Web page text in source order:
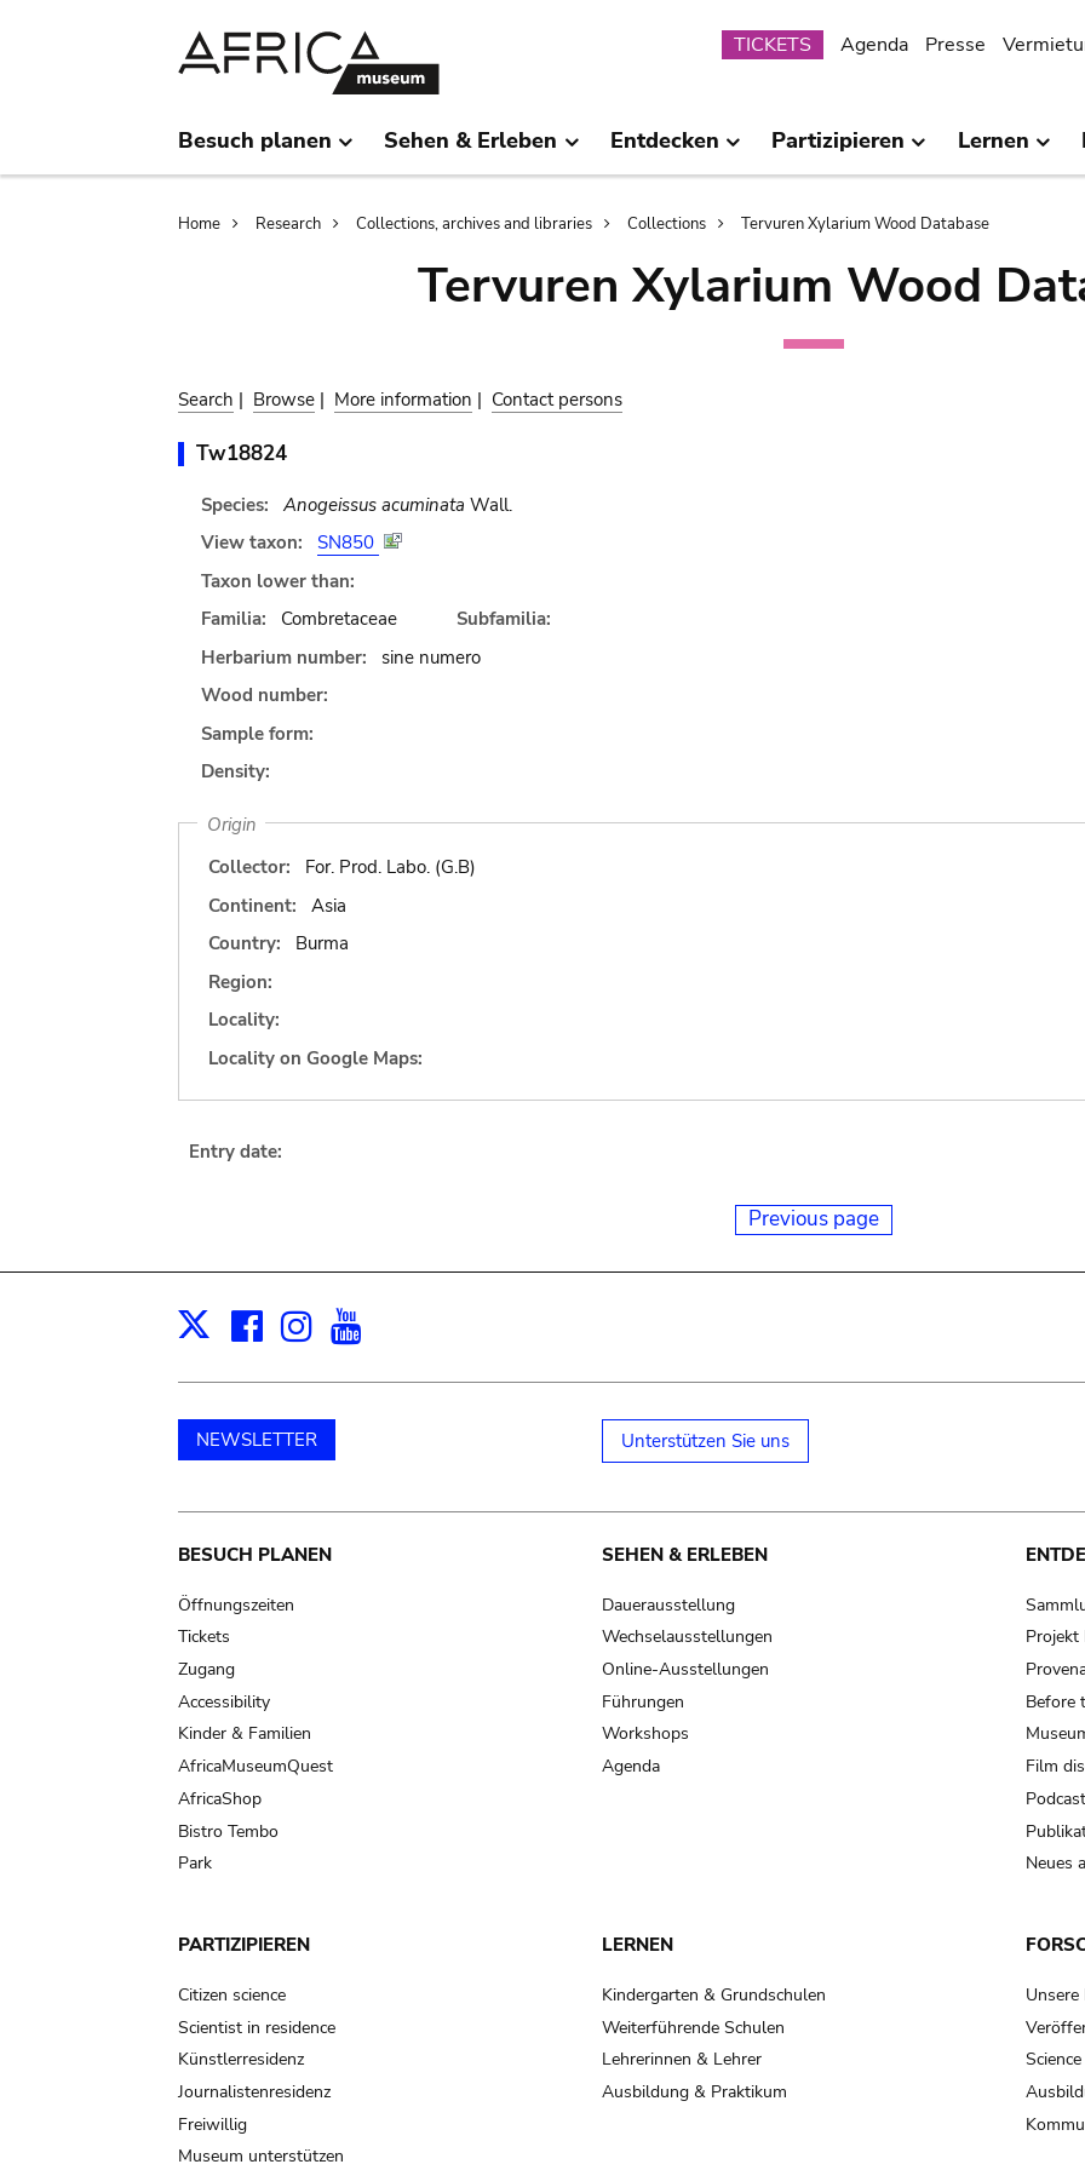
Submenu
TICKETS Agenda Presse
Besuch planen Sehen & Erleben Entdecken Partizipieren Lernen
Breadcrumb
Home Research Collections, archives and libraries Collections Tervuren Xylarium Wood Database
Tervuren Xylarium Wood
Search | Browse | More information | Contact persons
Tw18824
Species: Anogeissus acuminata Wall.
View taxon:
SN850
Taxon lower than:
Familia:
Combretaceae
Subfamilia:
Herbarium number:
sine numero
Wood number:
Sample form:
Density:
Origin
Collector:
For. Prod. Labo. (G.B)
Continent:
Asia
Country:
Burma
Region:
Locality:
Locality on Google Maps:
Entry date:
Previous page
X Facebook
Instagram
NEWSLETTER Unterstützen Sie uns
Main
navigation
BESUCH PLANEN
Öffnungszeiten
Tickets
Zugang
Accessibility
Kinder & Familien
AfricaMuseumQuest
AfricaShop
Bistro Tembo
Park
SEHEN & ERLEBEN
Dauerausstellung
Wechselausstellungen
Online-Ausstellungen
Führungen
Workshops
Agenda
Projekt
Before
Film
Neues
PARTIZIPIEREN
Citizen science
Scientist in residence
Künstlerresidenz
Journalistenresidenz
Freiwillig
Museum unterstützen
LERNEN
Kindergarten & Grundschulen
Weiterführende Schulen
Lehrerinnen & Lehrer
Ausbildung & Praktikum